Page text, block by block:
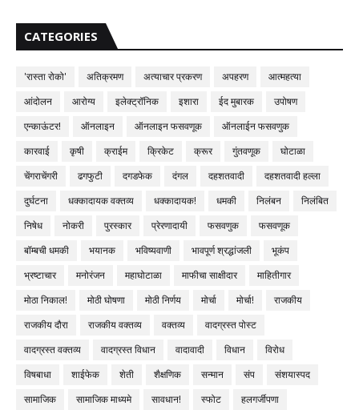
CATEGORIES
'रास्ता रोको' अतिक्रमण अत्याचार प्रकरण अपहरण
आत्महत्या
आंदोलन
आरोग्य इलेक्ट्रॉनिक इशारा ईद मुबारक
उपोषण
एन्काऊंटर!
ऑनलाइन ऑनलाइन फसवणूक
ऑनलाईन फसवणुक
कारवाई
कृषी क्राईम क्रिकेट क्रूर गुंतवणूक
घोटाळा
चेंगराचेंगरी
ढगफुटी दगडफेक दंगल दहशतवादी
दहशतवादी हल्ला
दुर्घटना
धक्कादायक वक्तव्य धक्कादायक! धमकी निलंबन
निलंबित
निषेध
नोकरी पुरस्कार प्रेरणादायी फसवणुक
फसवणूक
बॉम्बची धमकी
भयानक भविष्यवाणी भावपूर्ण श्रद्धांजली
भूकंप
भ्रष्टाचार
मनोरंजन महाघोटाळा माफीचा साक्षीदार
माहितीगार
मोठा निकाल!
मोठी घोषणा मोठी निर्णय मोर्चा मोर्चा!
राजकीय
राजकीय दौरा
राजकीय वक्तव्य वक्तव्य
वादग्रस्त पोस्ट
वादग्रस्त वक्तव्य
वादग्रस्त विधान वादावादी विधान
विरोध
विषबाधा
शाईफेक शेती शैक्षणिक सन्मान संप
संशयास्पद
सामाजिक
सामाजिक माध्यमे सावधान! स्फोट
हलगर्जीपणा